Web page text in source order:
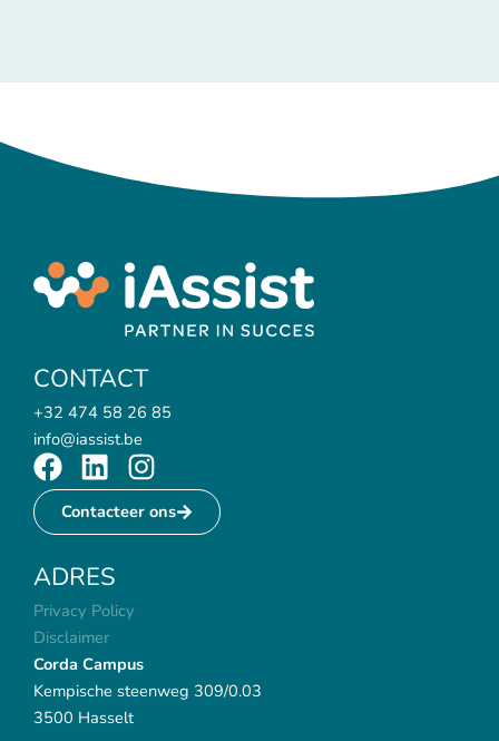
CONTACT
+32 474 58 26 85
info@iassist.be
F
a
c
b
o
o
k
L
i
n
e
d
i
n
I
n
s
a
m
Contacteer ons
ADRES
Privacy Policy
Disclaimer
Corda Campus
Kempische steenweg 309/0.03
3500 Hasselt